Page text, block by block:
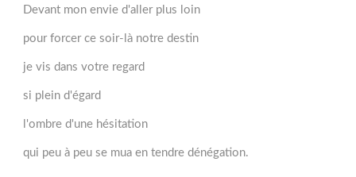
Devant mon envie d'aller plus loin
pour forcer ce soir-là notre destin
je vis dans votre regard
si plein d'égard
l'ombre d'une hésitation
qui peu à peu se mua en tendre dénégation.